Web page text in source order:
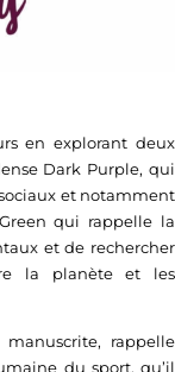
en explorant deux
Dark Purple, qui
et notamment
qui rappelle la
et de rechercher
la planète et les
rappelle
du sport, qu’il